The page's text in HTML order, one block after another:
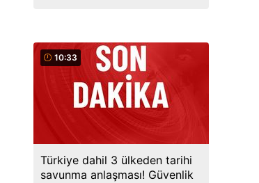
10:33
Türkiye dahil 3 ülkeden tarihi
savunma anlaşması! Güvenlik